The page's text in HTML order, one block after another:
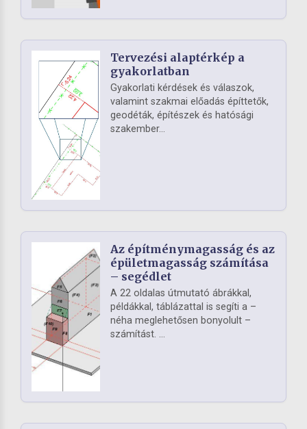
Tervezési alaptérkép a
gyakorlatban
Gyakorlati kérdések és válaszok,
valamint szakmai előadás építtetők,
geodéták, építészek és hatósági
szakember...
Az építménymagasság és az
épületmagasság számítása
– segédlet
A 22 oldalas útmutató ábrákkal,
példákkal, táblázattal is segíti a –
néha meglehetősen bonyolult –
számítást. ...